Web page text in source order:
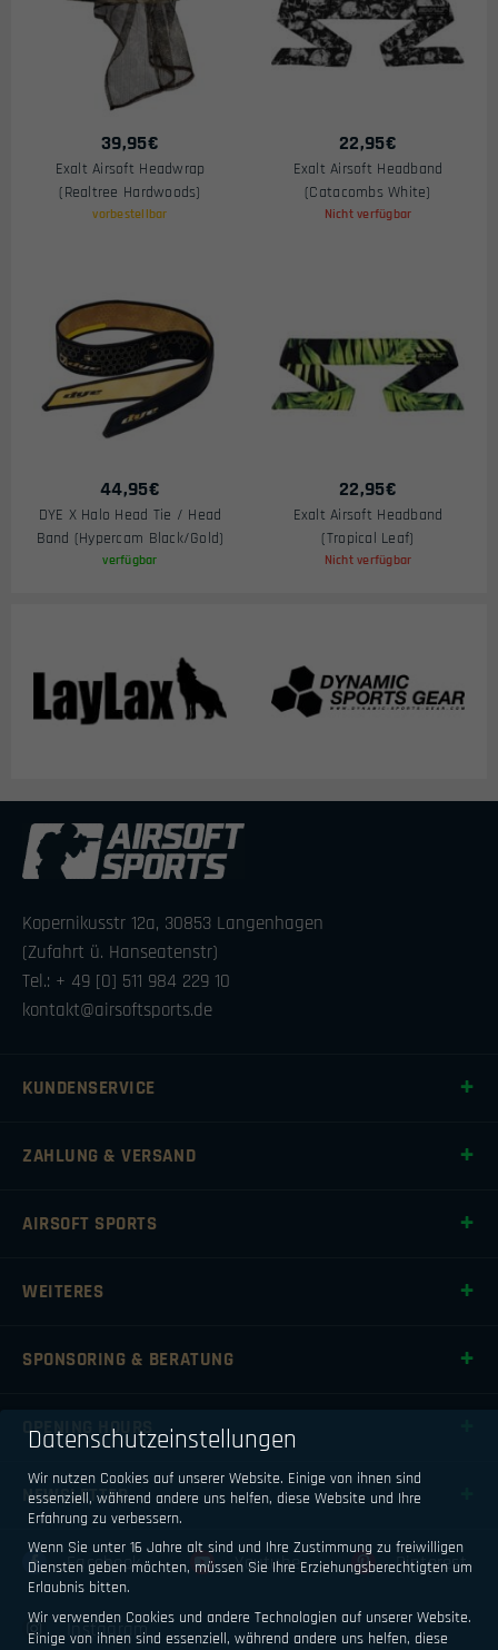
39,95€
Exalt Airsoft Headwrap
(Realtree Hardwoods)
vorbestellbar
22,95€
Exalt Airsoft Headband
(Catacombs White)
Nicht verfügbar
44,95€
DYE X Halo Head Tie / Head
Band (Hypercam Black/Gold)
verfügbar
22,95€
Exalt Airsoft Headband
(Tropical Leaf)
Nicht verfügbar
Kopernikusstr 12a, 30853 Langenhagen
(Zufahrt ü. Hanseatenstr)
Tel.: + 49 [0] 511 984 229 10
kontakt@airsoftsports.de
KUNDENSERVICE
ZAHLUNG & VERSAND
AIRSOFT SPORTS
WEITERES
SPONSORING & BERATUNG
OPENING HOURS
NEWSLETTER
Facebook Youtube Pinterest
Instagram
Datenschutzeinstellungen
Wir nutzen Cookies auf unserer Website. Einige von ihnen sind
essenziell, während andere uns helfen, diese Website und Ihre
Erfahrung zu verbessern.
Wenn Sie unter 16 Jahre alt sind und Ihre Zustimmung zu freiwilligen
Diensten geben möchten, müssen Sie Ihre Erziehungsberechtigten um
Erlaubnis bitten.
Wir verwenden Cookies und andere Technologien auf unserer Website.
Einige von ihnen sind essenziell, während andere uns helfen, diese